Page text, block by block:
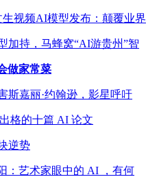
生视频AI模型发布：颠覆业界
加持，马蜂窝“AI游贵州”智
做家常菜
斯嘉丽·约翰逊，影星呼吁
格的十篇 AI 论文
逆势
：艺术家眼中的 AI ，有何